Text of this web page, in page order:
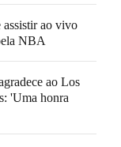
ao vivo
NBA
ao Los
'Uma honra